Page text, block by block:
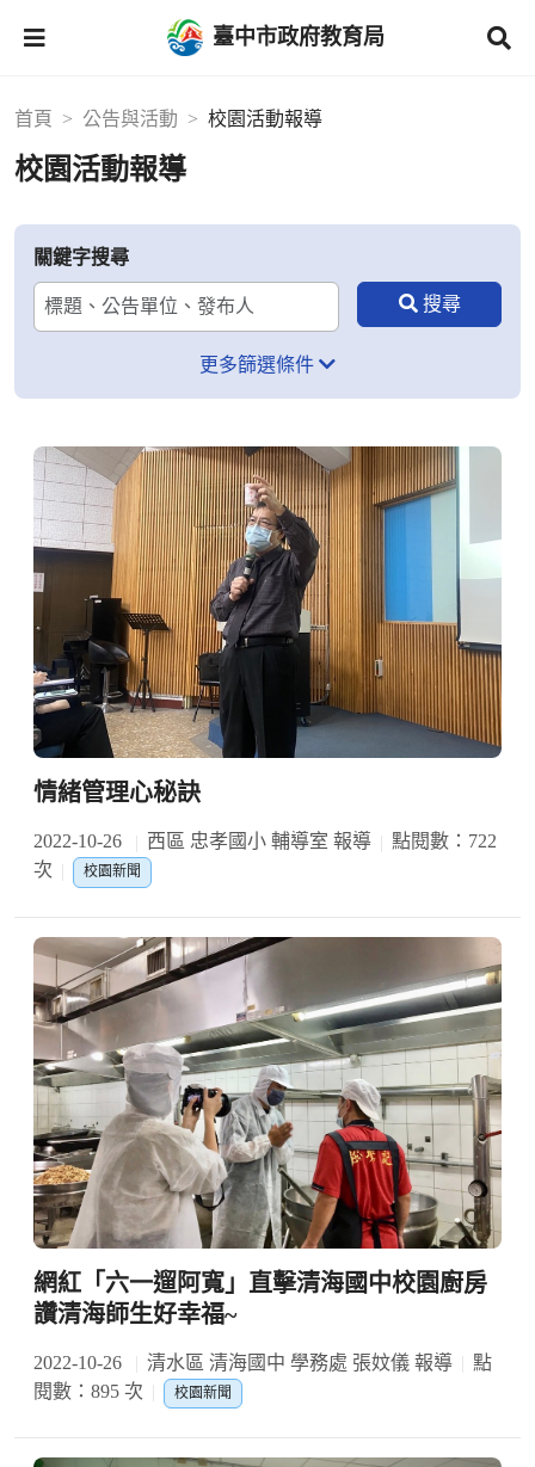
臺中市政府教育局
首頁 公告與活動 校園活動報導
校園活動報導
關鍵字搜尋
更多篩選條件
情緒管理心秘訣
2022-10-26 西區 忠孝國小 輔導室 報導
點閱數：722
次
校園新聞
網紅「六一遛阿寬」直擊清海國中校園廚房
讚清海師生好幸福~
2022-10-26 清水區 清海國中 學務處 張妏儀 報導
點
閱數：895 次
校園新聞